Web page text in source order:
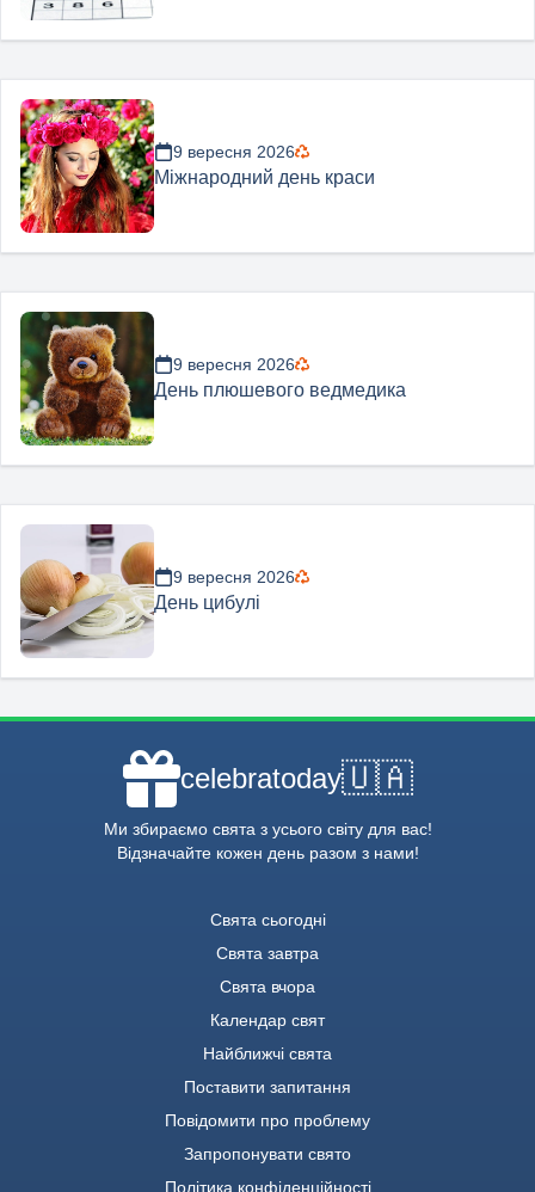
9 вересня 2026
Міжнародний день краси
9 вересня 2026
День плюшевого ведмедика
9 вересня 2026
День цибулі
celebratoday🇺🇦
Ми збираємо свята з усього світу для вас!
Відзначайте кожен день разом з нами!
Свята сьогодні
Свята завтра
Свята вчора
Календар свят
Найближчі свята
Поставити запитання
Повідомити про проблему
Запропонувати свято
Політика конфіденційності